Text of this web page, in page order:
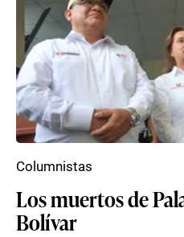
Los muertos de
Bolívar
Columnistas